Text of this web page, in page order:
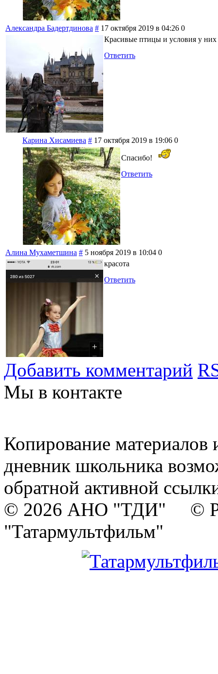
Александра Бадертдинова # 17 октября 2019 в 04:26 0
Красивые птицы и условия у
Ответить
Карина Хисамиева # 17 октября 2019 в 19:06 0
Спасибо!
Ответить
Алина Мухаметшина # 5 ноября 2019 в 10:04 0
красота
Ответить
Добавить комментарий
Мы в контакте
Копирование материалов
дневник школьника
обратной активной
© 2026 АНО "ТДИ" ©
"Татармультфильм"